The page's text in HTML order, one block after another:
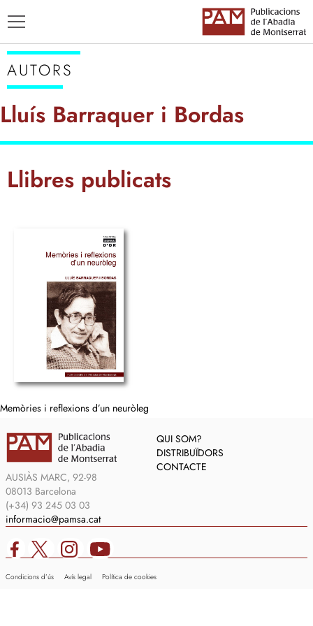
AUTORS
ENSENYAMENT CATALÀ
AUTORS
Lluís Barraquer i Bordas
Llibres publicats
Memòries i reflexions d’un neuròleg
AUSIÀS MARC, 92-98
08013 Barcelona
(+34) 93 245 03 03
informacio@pamsa.cat
QUI SOM?
DISTRIBUÏDORS
CONTACTE
Condicions d’ús Avís legal Política de cookies